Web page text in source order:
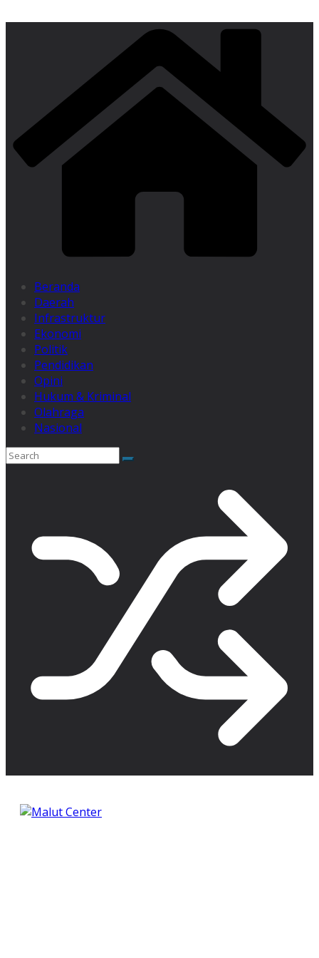
Beranda
Daerah
Infrastruktur
Ekonomi
Politik
Pendidikan
Opini
Hukum & Kriminal
Olahraga
Nasional